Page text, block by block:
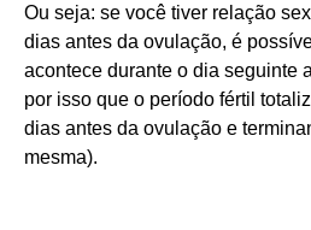
Ou seja: se você tiver relação
dias antes da ovulação, é
acontece durante o dia seguinte
por isso que o período fértil
dias antes da ovulação e
mesma).